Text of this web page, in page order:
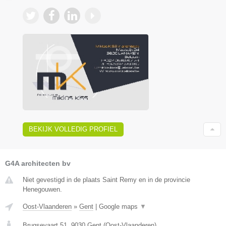
BEKIJK VOLLEDIG PROFIEL
G4A architecten bv
Niet gevestigd in de plaats Saint Remy en in de provincie
Henegouwen.
Oost-Vlaanderen » Gent Google maps ▼